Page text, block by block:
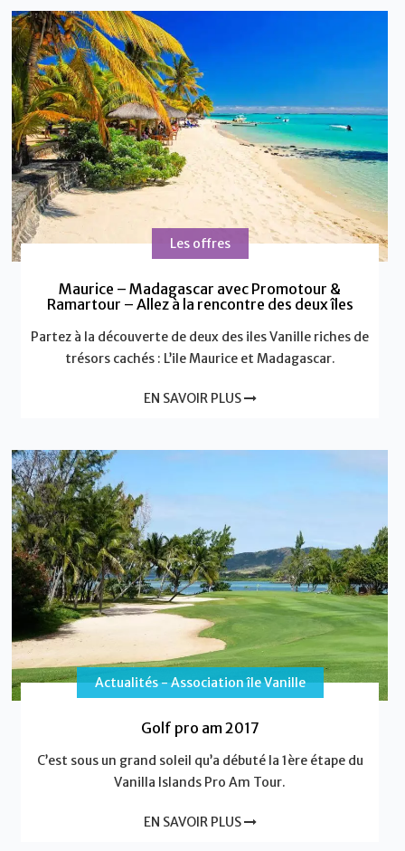
Les offres
Maurice – Madagascar avec Promotour &
Ramartour – Allez à la rencontre des deux îles
Partez à la découverte de deux des iles Vanille riches de
trésors cachés : L’ile Maurice et Madagascar.
EN SAVOIR PLUS
Actualités - Association île Vanille
Golf pro am 2017
C’est sous un grand soleil qu’a débuté la 1ère étape du
Vanilla Islands Pro Am Tour.
EN SAVOIR PLUS